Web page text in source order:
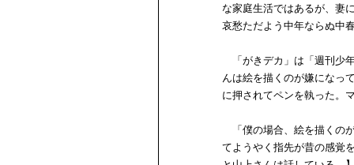
な家庭生活ではあるが、妻
哀愁ただよう中年ならぬ中
「がきデカ」は「週刊少
んは絵を描くのが嫌になっ
に押されてペンを執った。
「僕の場合、絵を描くの
てようやく指先が昔の感覚